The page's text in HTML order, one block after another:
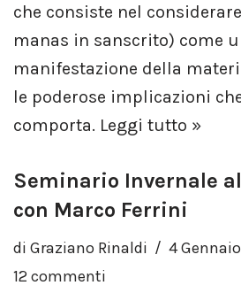
che consiste nel
manas in sanscrito) come
manifestazione della
le poderose implicazioni
comporta. Leggi tutto »
Seminario Invernale
con Marco Ferrini
di Graziano Rinaldi
4 Gennaio
12 commenti